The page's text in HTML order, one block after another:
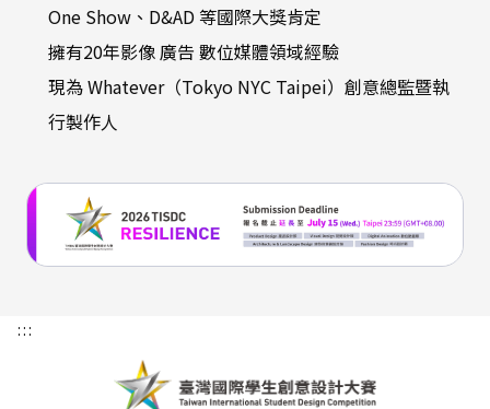
One Show、D&AD 等國際大獎肯定
擁有20年影像 廣告 數位媒體領域經驗
現為 Whatever（Tokyo NYC Taipei）創意總監暨執
行製作人
:::